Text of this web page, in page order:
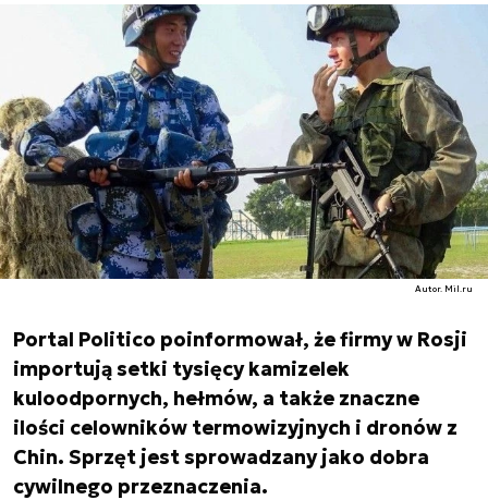
Autor. Mil.ru
Portal Politico poinformował, że firmy w Rosji
importują setki tysięcy kamizelek
kuloodpornych, hełmów, a także znaczne
ilości celowników termowizyjnych i dronów z
Chin. Sprzęt jest sprowadzany jako dobra
cywilnego przeznaczenia.